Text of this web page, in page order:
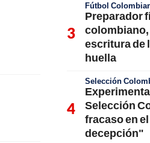
Fútbol
Preparador
escritura de
huella
Selección
Selección
fracaso en
decepción"